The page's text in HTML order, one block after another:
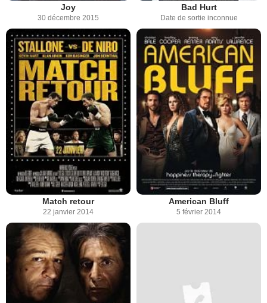
Joy
30 décembre 2015
Bad Hurt
Date de sortie inconnue
Match retour
22 janvier 2014
American Bluff
5 février 2014